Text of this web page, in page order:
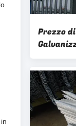
Prezzo